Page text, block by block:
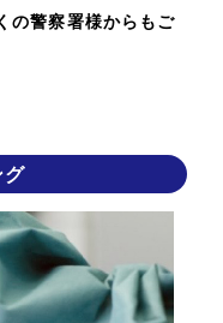
の警察署様からもご